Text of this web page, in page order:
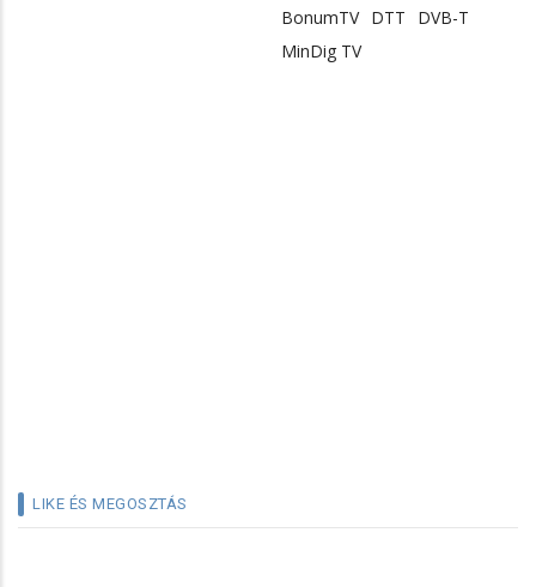
BonumTV DTT
DVB-T
MinDig TV
LIKE ÉS MEGOSZTÁS